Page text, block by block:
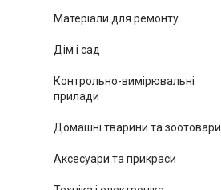
Матеріали для ремонту
Дім і сад
Контрольно-вимірювальні
прилади
Домашні тварини та зоотовари
Аксесуари та прикраси